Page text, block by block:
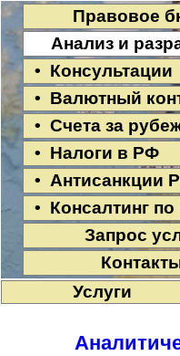
Правовое
Анализ и
• Консультации
• Валютный
• Счета за
• Налоги в РФ
• Антисанкции
• Консалтинг
Запрос
Услуги